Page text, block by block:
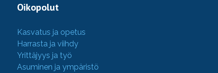
Oikopolut
Kasvatus ja opetus
Harrasta ja viihdy
Yrittäjyys ja työ
Asuminen ja ympäristö